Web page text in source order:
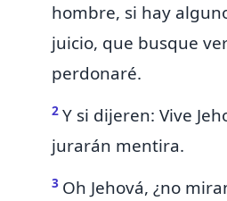
hombre, si hay
juicio, que busque
perdonaré.
2 Y si dijeren: Vive
jurarán mentira.
3 Oh Jehová, ¿no